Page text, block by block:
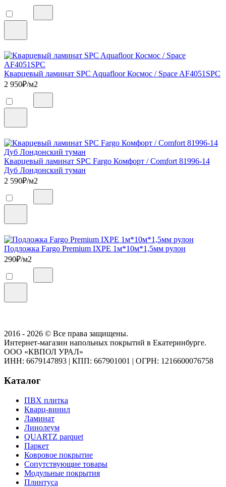
Кварцевый ламинат SPC Aquafloor Космос / Space AF4051SPC
2 950₽/м2
Кварцевый ламинат SPC Fargo Комфорт / Comfort 81996-14
Дуб Лондонский туман
2 590₽/м2
Подложка Fargo Premium IXPE 1м*10м*1,5мм рулон
290₽/м2
2016 - 2026 © Все права защищены.
Интернет-магазин напольных покрытий в Екатеринбурге.
ООО «КВПОЛ УРАЛ»
ИНН: 6679147893 | КПП: 667901001 | ОГРН: 1216600076758
Каталог
ПВХ плитка
Кварц-винил
Ламинат
Линолеум
QUARTZ parquet
Паркет
Ковровое покрытие
Сопутствующие товары
Модульные покрытия
Плинтуса